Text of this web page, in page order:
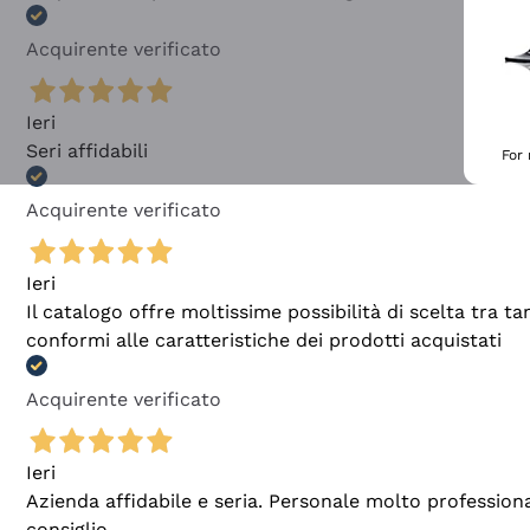
Acquirente verificato
Ieri
Seri affidabili
Acquirente verificato
Ieri
Il catalogo offre moltissime possibilità di scelta tra
conformi alle caratteristiche dei prodotti acquistati
Acquirente verificato
Ieri
Azienda affidabile e seria. Personale molto
For